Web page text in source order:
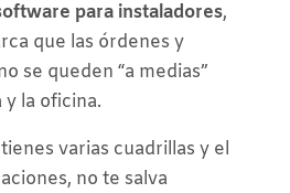
para instaladores,
que las órdenes y
se queden “a medias”
la oficina.
varias cuadrillas y el
no te salva